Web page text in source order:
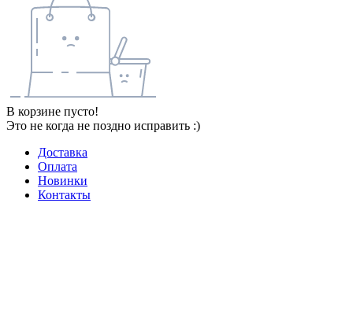
В корзине пусто!
Это не когда не поздно исправить :)
Доставка
Оплата
Новинки
Контакты